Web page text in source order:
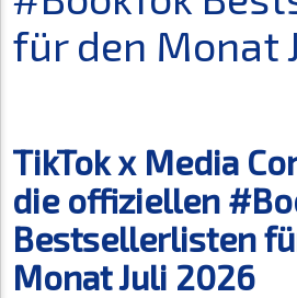
für den Monat
TikTok x Media
die offiziellen
Bestsellerlisten
Monat Juli